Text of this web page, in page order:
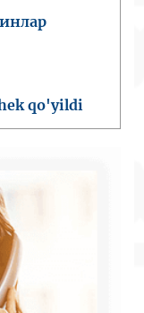
qo'yildi